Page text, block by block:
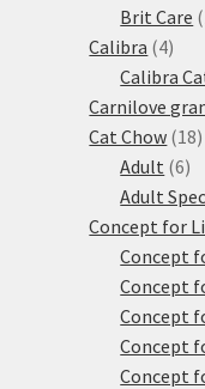
Brit Care
Calibra 44
Calibra
Carnilove
Cat Chow 1818
Adult 66
Adult
Concept for
Concept
Concept
Concept
Concept
Concept